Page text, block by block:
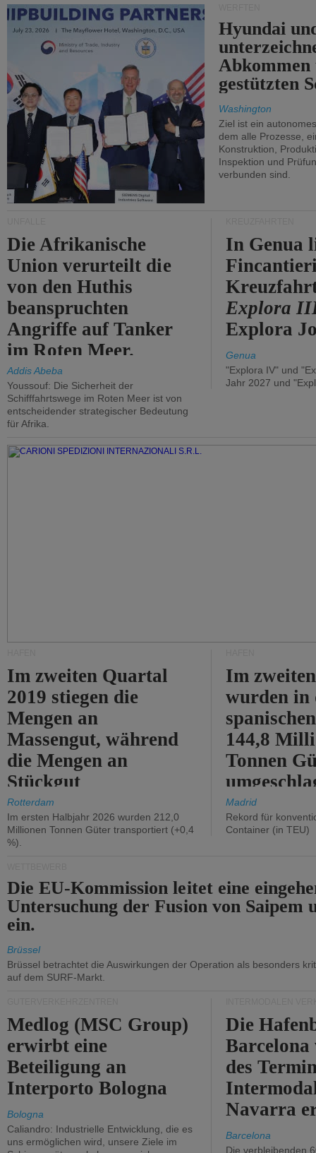
Hyundai
gestützten
Washington
Ziel ist ein
dem alle Prozesse,
Konstruktion,
Inspektion und
verbunden sind.
Die Afrikanische
Union verurteilt die
von den Huthis
beanspruchten
Angriffe auf Tanker
im Roten Meer.
Addis Abeba
Youssouf: Die Sicherheit der
Schifffahrtswege im Roten Meer ist von
entscheidender strategischer Bedeutung
für Afrika.
In Genua
Explora
Explora
Genua
"Explora IV" und
Jahr 2027 und
Im zweiten Quartal
2019 stiegen die
Mengen an
Massengut, während
die Mengen an
Stückgut
zurückgingen.
Rotterdam
Im ersten Halbjahr 2026 wurden 212,0
Millionen Tonnen Güter transportiert (+0,4
%).
Im
wurden in
144,8
Tonnen
%).
Madrid
Rekord für
Container (in TEU)
Die EU-Kommission leitet eine
Untersuchung der Fusion von Saipem
ein.
Brüssel
Brüssel betrachtet die Auswirkungen der Operation als besonders
auf dem SURF-Markt.
Medlog (MSC Group)
erwirbt eine
Beteiligung an
Interporto Bologna
Bologna
Caliandro: Industrielle Entwicklung, die es
uns ermöglichen wird, unsere Ziele im
Die
des
Navarra
Barcelona
Die verbleibenden